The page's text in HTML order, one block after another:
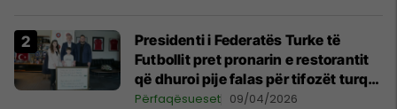
Presidenti i Federatës Turke të
Futbollit pret pronarin e restorantit
që dhuroi pije falas për tifozët turq
në Prishtinë
Përfaqësueset 09/04/2026